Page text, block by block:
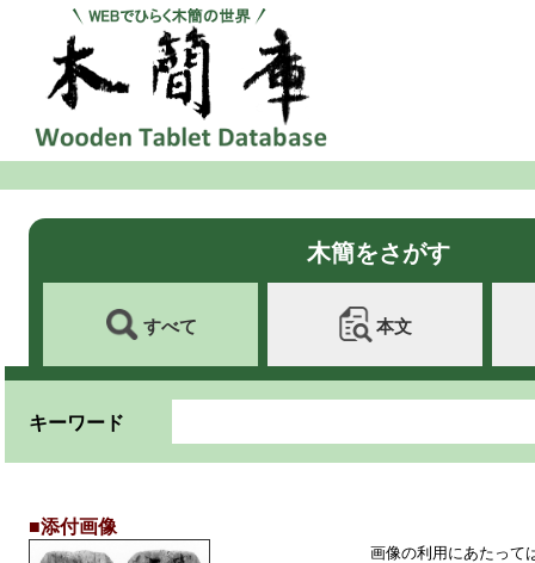
木簡をさがす
すべて 本文
キーワード
■添付画像
画像の利用にあたって